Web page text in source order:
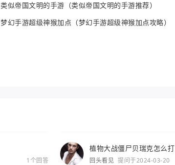
类似帝国文明的手游（类似帝国文明的手游推荐）
梦幻手游超级神猴加点（梦幻手游超级神猴加点攻略）
1个回答
植物大战僵尸贝瑞克怎么打
回头看见 提问于2024-03-20